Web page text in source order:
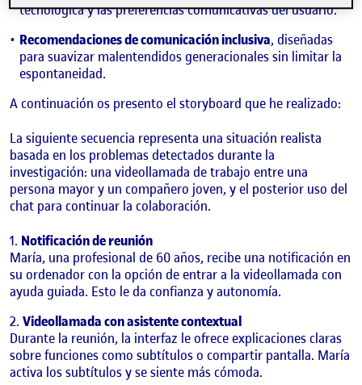
tecnológica y las preferencias comunicativas del usuario.
Recomendaciones de comunicación inclusiva, diseñadas
para suavizar malentendidos generacionales sin limitar la
espontaneidad.
A continuación os presento el storyboard que he realizado:
La siguiente secuencia representa una situación realista
basada en los problemas detectados durante la
investigación: una videollamada de trabajo entre una
persona mayor y un compañero joven, y el posterior uso del
chat para continuar la colaboración.
Notificación de reunión
María, una profesional de 60 años, recibe una notificación en
su ordenador con la opción de entrar a la videollamada con
ayuda guiada. Esto le da confianza y autonomía.
Videollamada con asistente contextual
Durante la reunión, la interfaz le ofrece explicaciones claras
sobre funciones como subtítulos o compartir pantalla. María
activa los subtítulos y se siente más cómoda.